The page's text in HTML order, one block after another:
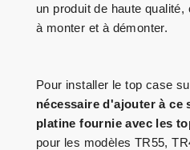
un produit de haute
à monter et à démonter.
Pour installer le top case
nécessaire d'ajouter à ce
platine fournie avec les
pour les modèles TR55,